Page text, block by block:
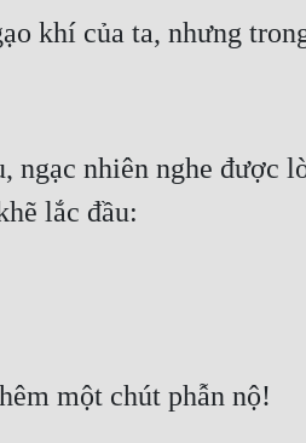
khí của ta, nhưng
nhiên nghe được
lắc đầu:
một chút phẫn nộ!